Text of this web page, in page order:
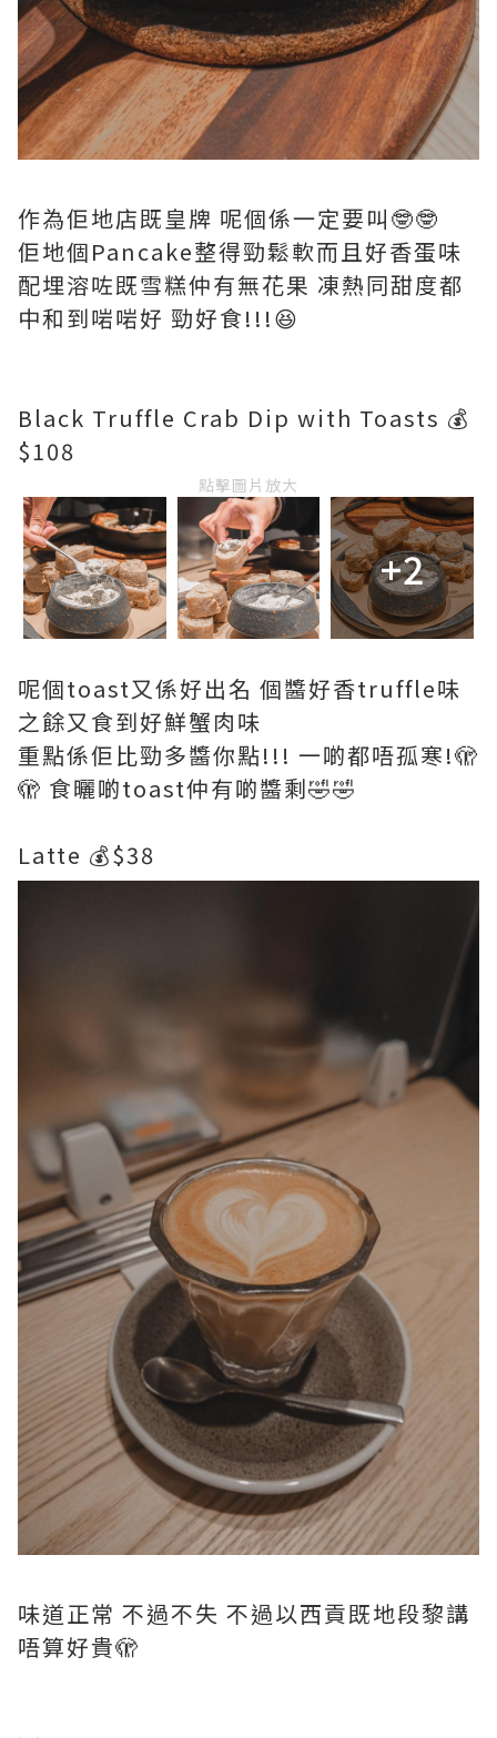
作為佢地店既皇牌 呢個係一定要叫🤓🤓
佢地個Pancake整得勁鬆軟而且好香蛋味
配埋溶咗既雪糕仲有無花果 凍熱同甜度都
中和到啱啱好 勁好食!!!😆
Black Truffle Crab Dip with Toasts 💰
$108
點擊圖片放大
+2
呢個toast又係好出名 個醬好香truffle味
之餘又食到好鮮蟹肉味
重點係佢比勁多醬你點!!! 一啲都唔孤寒!🫣
🫣 食曬啲toast仲有啲醬剩🤣🤣
Latte 💰$38
味道正常 不過不失 不過以西貢既地段黎講
唔算好貴🫣